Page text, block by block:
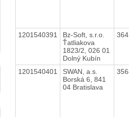
1201540391
Bz-Soft, s.r.o.
Ťatliakova
1823/2, 026 01
Dolný Kubín
1201540401
SWAN, a.s.
Borská 6, 841
04 Bratislava